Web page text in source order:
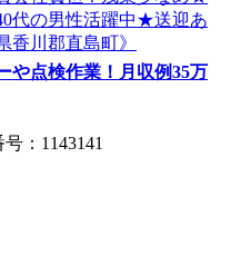
や点検作業！月収例35万
：1143141